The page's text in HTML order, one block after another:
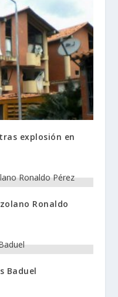
explosión en
Ronaldo
Baduel